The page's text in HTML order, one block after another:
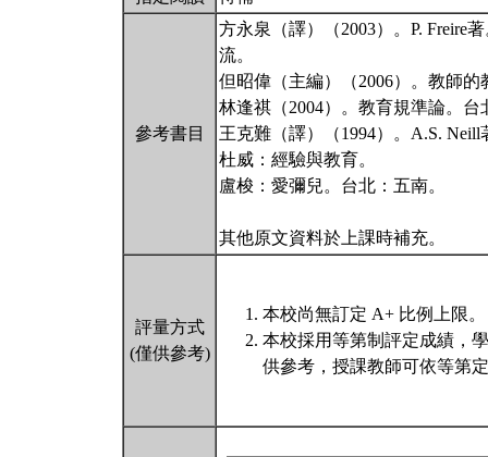
參考書目
方永泉（譯）（2003）。P. Freire
流。
但昭偉（主編）（2006）。教師
林逢祺（2004）。教育規準論。台
王克難（譯）（1994）。A.S.
杜威：經驗與教育。
盧梭：愛彌兒。台北：五南。
其他原文資料於上課時補充。
評量方式
(僅供參考)
本校尚無訂定 A+ 比例上限。
本校採用等第制評定成績，
供參考，授課教師可依等第